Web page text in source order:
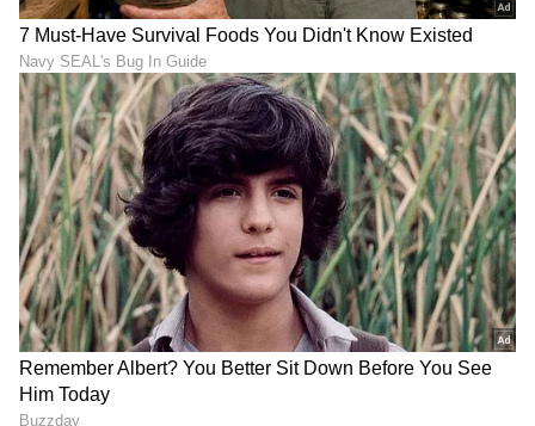
ಡಿಜಿಟಲ್ ಮಾಧ್ಯಮದಲ್ಲಿ 8 ವರ್ಷಗಳ ಅನುಭವ. ಎಂ.ಕಾಂ. ಓದಿ
ಕೆಲಸ ಆರಂಭಿಸಿದ್ದು ಖಾಸಗಿ ಬ್ಯಾಂಕ್‌ವೊಂದರಲ್ಲಿ. ಆಕರ್ಷಿಸಿದ್ದು
ಪತ್ರಿಕೋದ್ಯಮ. ಯಾವ ಟಾಪಿಕ್ ಕೊಟ್ಟರೂ ಬರೆಯಬಲ್ಲೆ. ಓಟಿಟಿ
ಮೂವಿ ನೋಡೋದು ಇಷ್ಟ.
ಅಡುಗೆಮನೆ ಸಲಹೆಗಳು ಜೀವನಶೈಲಿ